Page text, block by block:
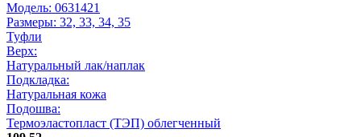
Модель: 0631421
Размеры: 32, 33, 34, 35
Туфли
Верх:
Натуральный лак/наплак
Подкладка:
Натуральная кожа
Подошва:
Термоэластопласт (ТЭП) облегченный